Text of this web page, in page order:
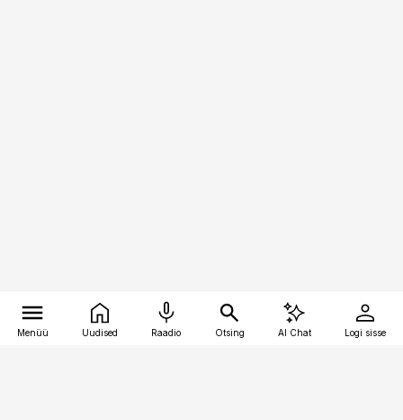
Menüü Uudised Raadio Otsing AI Chat Logi sisse